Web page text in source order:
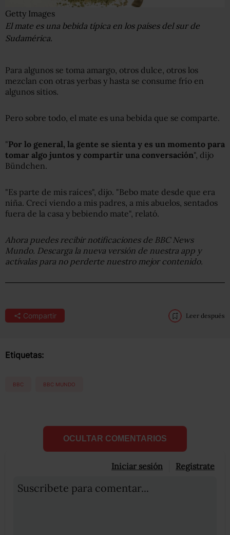
Getty Images
El mate es una bebida típica en los países del sur de
Sudamérica.
Para algunos se toma amargo, otros dulce, otros los
mezclan con otras yerbas y hasta se consume frío en
algunos sitios.
Pero sobre todo, el mate es una bebida que se comparte.
"Por lo general, la gente se sienta y es un momento para
tomar algo juntos y compartir una conversación", dijo
Bündchen.
"Es parte de mis raíces", dijo. "Bebo mate desde que era
niña. Crecí viendo a mis padres, a mis abuelos, sentados
fuera de la casa y bebiendo mate", relató.
Ahora puedes recibir notificaciones de BBC News
Mundo. Descarga la nueva versión de nuestra app y
actívalas para no perderte nuestro mejor contenido.
Compartir Leer después
Etiquetas:
BBC BBC MUNDO
OCULTAR COMENTARIOS
Iniciar sesión Registrate
Suscribete para comentar...